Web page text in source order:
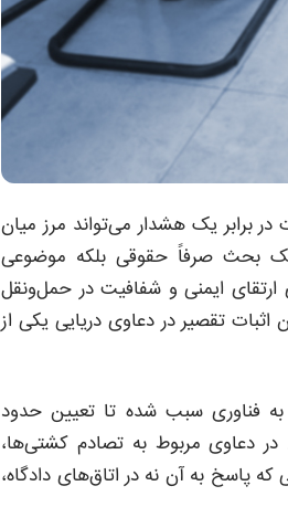
برابر یک هشدار می‌تواند مرز میان
یک بحث صرفاً حقوقی بلکه موضوعی
ایمنی و شفافیت در حمل‌ونقل
تقصیر در دعاوی دریایی یکی از
به فناوری سبب شده تا تعیین حدود
در دعاوی مربوط به تصادم کشتی‌ها،
پاسخ به آن نه در اتاق‌های دادگاه،